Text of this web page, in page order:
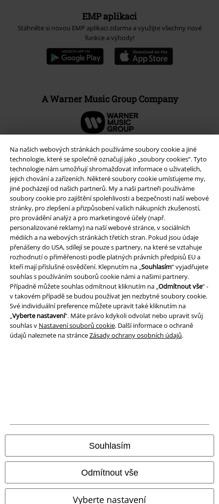
Na našich webových stránkách používáme soubory cookie a jiné
technologie, které se společně označují jako „soubory cookies“. Tyto
technologie nám umožňují shromažďovat informace o uživatelích,
jejich chování a zařízeních. Některé soubory cookie umísťujeme my,
jiné pocházejí od našich partnerů. My a naši partneři používáme
soubory cookie pro zajištění spolehlivosti a bezpečnosti naší webové
stránky, pro zlepšení a přizpůsobení vašich nákupních zkušeností,
pro provádění analýz a pro marketingové účely (např.
personalizované reklamy) na naší webové stránce, v sociálních
médiích a na webových stránkách třetích stran. Pokud jsou údaje
přenášeny do USA, sdílejí se pouze s partnery, na které se vztahuje
rozhodnutí o přiměřenosti podle platných právních předpisů EU a
kteří mají příslušné osvědčení. Klepnutím na „ Souhlasím“ vyjadřujete
souhlas s používáním souborů cookie námi a našimi partnery.
Případně můžete souhlas odmítnout kliknutím na „ Odmítnout vše“ -
v takovém případě se budou používat jen nezbytné soubory cookie.
Své individuální preference můžete upravit také kliknutím na
Vyberte nastavení“. Máte právo kdykoli odvolat nebo upravit svůj
souhlas v Nastavení souborů cookie. Další informace o ochraně
údajů naleznete na stránceZásady ochrany osobních údajů.
Souhlasím
Odmítnout vše
Vyberte nastavení
EMP aplikaci
Stáhněte si novou EMP aplikaci zdarma a využijte všechny nové
funkce a výhody!
A Warner Music Group Company
Právní informace
Podmínky
Prohlášení
Ochrana osobních údajů
Likvidace odpadu a ochrana životního prostředí
Všechny ceny jsou včetně DPH, bezpoštovného a balného
© 1986-2026 EMP Merchandising
Naše online obchody